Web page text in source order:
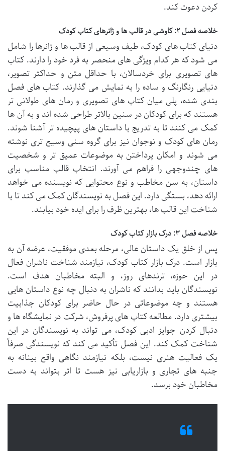
کردن دعوت کند.
خلاصه فصل ۲: کاوشی در قالب ها و ژانرهای کتاب کودک
دنیای کتاب های کودک، طیف وسیعی از قالب ها و ژانرها را شامل
می شود که هر کدام ویژگی های منحصر به فرد خود را دارند. کتاب
های تصویری برای خردسالان، با حداقل متن و حداکثر تصویر،
دنیایی رنگارنگ و ساده را به نمایش می گذارند. کتاب های فصل
بندی شده، پلی میان کتاب های تصویری و رمان های طولانی تر
هستند که برای کودکان در سنین بالاتر طراحی شده اند و به آن ها
کمک می کنند تا به تدریج با داستان های پیچیده تر آشنا شوند.
رمان های کودک و نوجوان نیز برای گروه سنی وسیع تری نوشته
می شوند و امکان پرداختن به موضوعات عمیق تر و شخصیت
های چندوجهی را فراهم می آورند. انتخاب قالب مناسب برای
داستان، به سن مخاطب و نوع محتوایی که نویسنده می خواهد
ارائه دهد، بستگی دارد. این فصل به نویسندگان کمک می کند تا با
شناخت این قالب ها، بهترین ظرف را برای ایده خود بیابند.
خلاصه فصل ۳: درک بازار کتاب کودک
پس از خلق یک داستان عالی، مرحله بعدی موفقیت، عرضه آن به
بازار است. درک بازار کتاب کودک، نیازمند شناخت ناشران فعال
در این حوزه، ترندهای روز، و البته مخاطبان هدف است.
نویسندگان باید بدانند که ناشران به دنبال چه نوع داستان هایی
هستند و چه موضوعاتی در حال حاضر برای کودکان جذابیت
بیشتری دارد. مطالعه کتاب های پرفروش، شرکت در نمایشگاه ها و
دنبال کردن جوایز ادبی کودک، می تواند به نویسندگان در این
شناخت کمک کند. این فصل تأکید می کند که نویسندگی صرفاً
یک فعالیت هنری نیست، بلکه نیازمند نگاهی واقع بینانه به
جنبه های تجاری و بازاریابی نیز هست تا اثر بتواند به دست
مخاطبان خود برسد.